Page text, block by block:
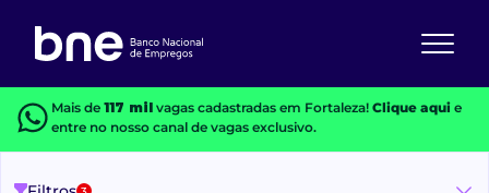
Mais de 117 milvagas cadastradas em Fortaleza! Clique aquie
entre no nosso canal de vagas exclusivo.